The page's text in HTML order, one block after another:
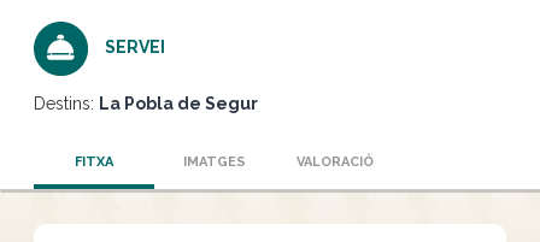
SERVEI
Destins: La Pobla de Segur
FITXA IMATGES VALORACIÓ